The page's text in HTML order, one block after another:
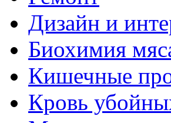
Дизайн и
Биохимия
Кишечные
Кровь